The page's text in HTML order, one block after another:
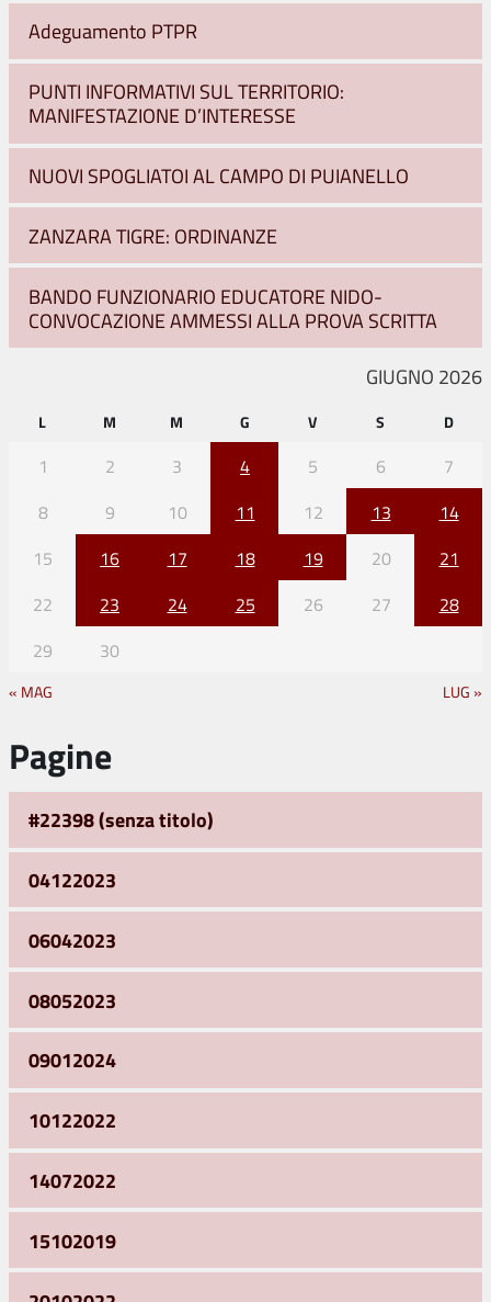
Adeguamento PTPR
PUNTI INFORMATIVI SUL TERRITORIO:
MANIFESTAZIONE D’INTERESSE
NUOVI SPOGLIATOI AL CAMPO DI PUIANELLO
ZANZARA TIGRE: ORDINANZE
BANDO FUNZIONARIO EDUCATORE NIDO-
CONVOCAZIONE AMMESSI ALLA PROVA SCRITTA
GIUGNO 2026
L M M G V S D
1 2 3 4 5 6
7
8
9 10 11 12 13
14
15
16 17 18 19 20
21
22
23 24 25 26 27
28
29
30
« MAG LUG »
Pagine
#22398 (senza titolo)
04122023
06042023
08052023
09012024
10122022
14072022
15102019